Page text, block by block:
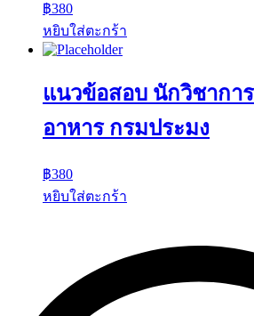
฿380
หยิบใส่ตะกร้า
แนวข้อสอบ นักวิชาก
อาหาร กรมประมง
฿380
หยิบใส่ตะกร้า